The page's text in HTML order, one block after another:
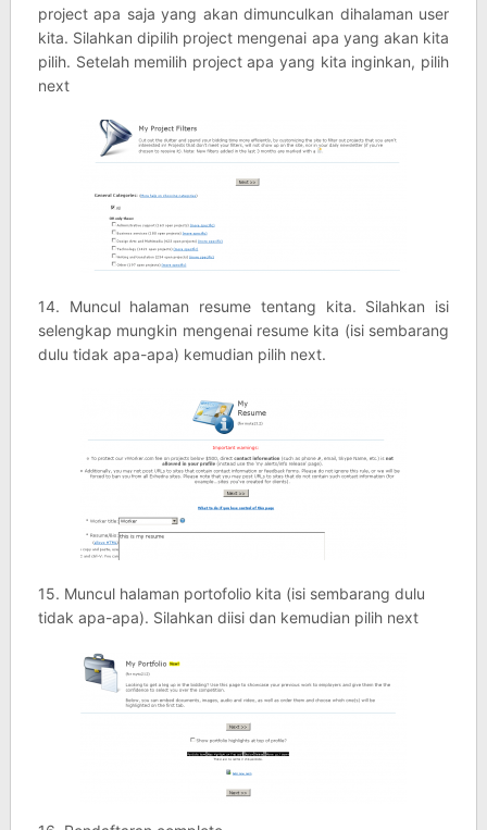
project apa saja yang akan dimunculkan dihalaman user
kita. Silahkan dipilih project mengenai apa yang akan kita
pilih. Setelah memilih project apa yang kita inginkan, pilih
next
14. Muncul halaman resume tentang kita. Silahkan isi
selengkap mungkin mengenai resume kita (isi sembarang
dulu tidak apa-apa) kemudian pilih next.
15. Muncul halaman portofolio kita (isi sembarang dulu
tidak apa-apa). Silahkan diisi dan kemudian pilih next